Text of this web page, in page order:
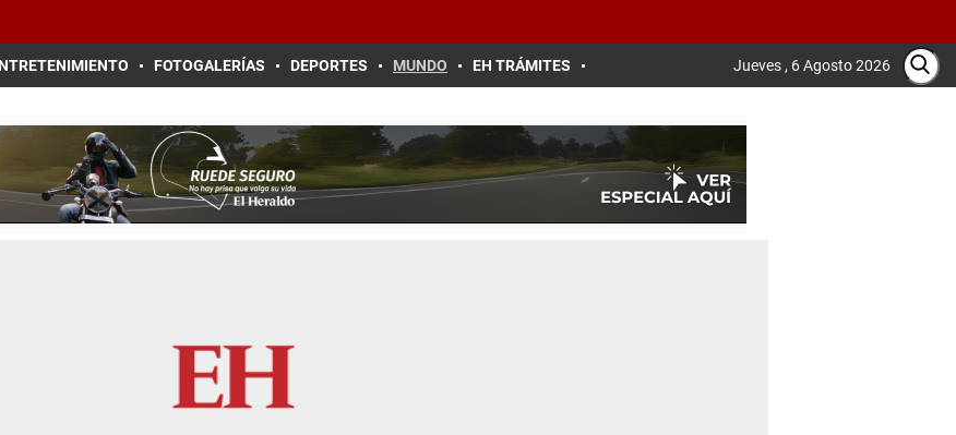
FOTOGALERÍAS DEPORTES MUNDO EH TRÁMITES Jueves , 6 Agosto 2026